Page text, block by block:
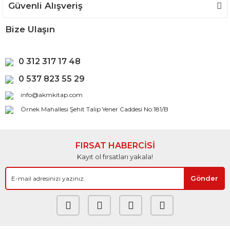
Güvenli Alışveriş
Bize Ulaşın
0 312 317 17 48
0 537 823 55 29
info@akmkitap.com
Örnek Mahallesi Şehit Talip Yener Caddesi No:181/B
FIRSAT HABERCİSİ
Kayıt ol fırsatları yakala!
Gönder